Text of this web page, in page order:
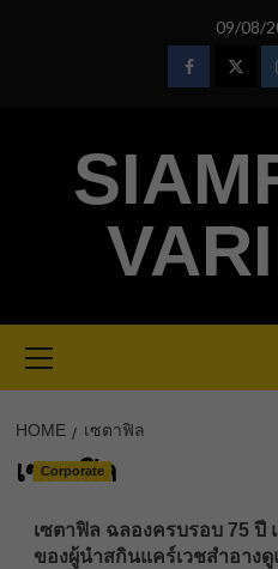
09/08/
Facebook
Menu
HOME เซตาฟิล
เซตาฟิล
Corporate
เซตาฟิล ฉลองครบรอบ 75 ปี
ของผู้นําสกินแคร์เวชสำอาง